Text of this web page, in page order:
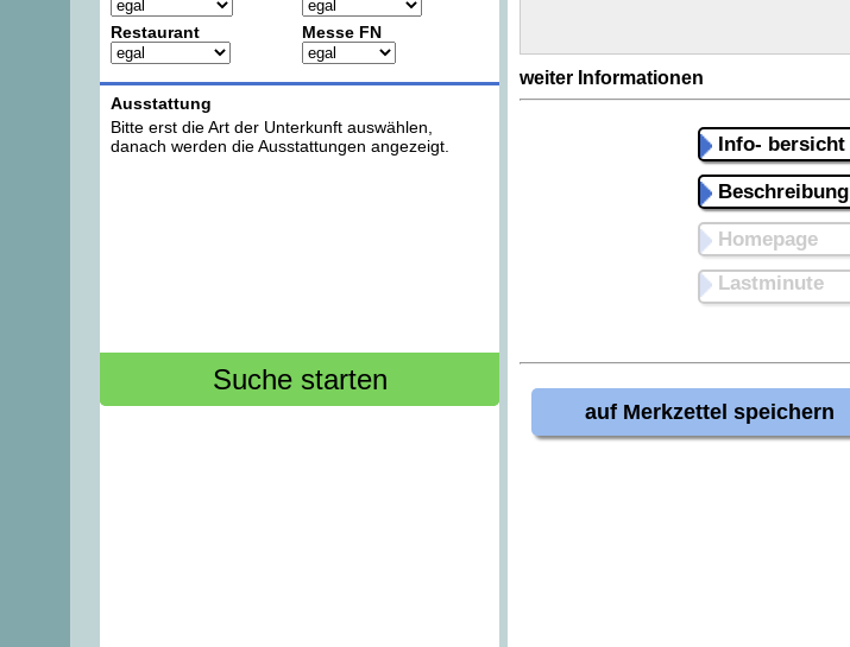
Restaurant Messe FN
Ausstattung
Bitte erst die Art der Unterkunft auswählen,
danach werden die Ausstattungen angezeigt.
weiter Informationen
Info- bersicht
Beschreibung
Homepage
Lastminute
auf Merkzettel speichern